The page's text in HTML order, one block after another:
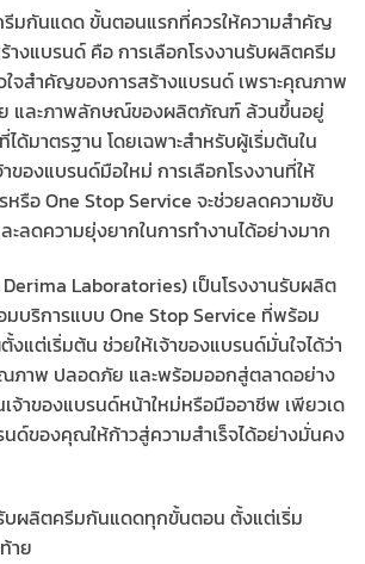
มกันแดด ขั้นตอนแรกที่ควรให้ความสำคัญ
งแบรนด์ คือ การเลือกโรงงานรับผลิตครีม
จสำคัญของการสร้างแบรนด์ เพราะคุณภาพ
และภาพลักษณ์ของผลิตภัณฑ์ ล้วนขึ้นอยู่
ด้มาตรฐาน โดยเฉพาะสำหรับผู้เริ่มต้นใน
ของแบรนด์มือใหม่ การเลือกโรงงานที่ให้
รือ One Stop Service จะช่วยลดความซับ
ะลดความยุ่งยากในการทำงานได้อย่างมาก
Derima Laboratories) เป็นโรงงานรับผลิต
บริการแบบ One Stop Service ที่พร้อม
ต่เริ่มต้น ช่วยให้เจ้าของแบรนด์มั่นใจได้ว่า
าพ ปลอดภัย และพร้อมออกสู่ตลาดอย่าง
เจ้าของแบรนด์หน้าใหม่หรือมืออาชีพ เพียวเด
ด์ของคุณให้ก้าวสู่ความสำเร็จได้อย่างมั่นคง
บผลิตครีมกันแดดทุกขั้นตอน ตั้งแต่เริ่ม
าย